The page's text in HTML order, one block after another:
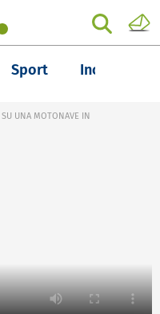
Sport Inchieste
UNA MOTONAVE IN